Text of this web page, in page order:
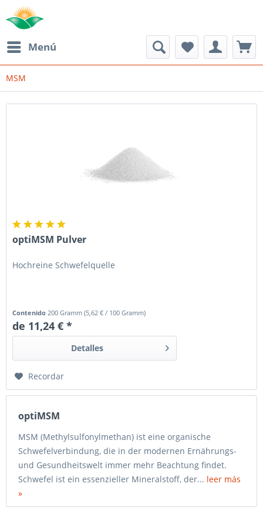
Menú
MSM
optiMSM Pulver
Hochreine Schwefelquelle
Contenido200 Gramm(5,62 € / 100 Gramm)
de 11,24 € *
Detalles
Recordar
optiMSM
MSM (Methylsulfonylmethan) ist eine organische
Schwefelverbindung, die in der modernen Ernährungs-
und Gesundheitswelt immer mehr Beachtung findet.
Schwefel ist ein essenzieller Mineralstoff, der... leer más
»